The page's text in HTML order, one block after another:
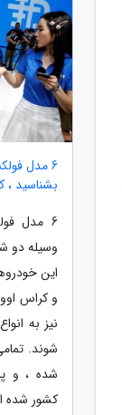
6 مدل
بشناسید
6 مدل
وسیله دو
این
و کراس
نیز به
شوند.
شده ، و
کشور شده